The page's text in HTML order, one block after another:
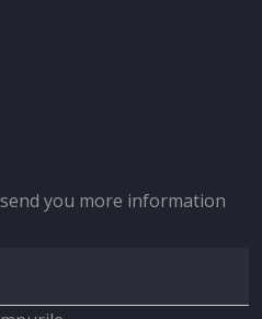
you more information